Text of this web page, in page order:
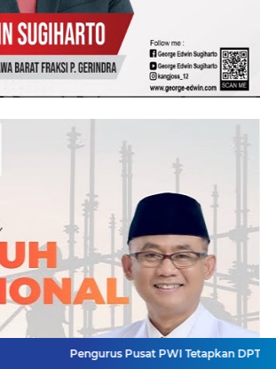
Pengurus Pusat PWI Tetapkan DPT Final